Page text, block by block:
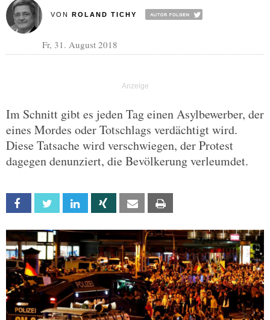
VON ROLAND TICHY
Fr, 31. August 2018
Im Schnitt gibt es jeden Tag einen Asylbewerber, der
eines Mordes oder Totschlags verdächtigt wird.
Diese Tatsache wird verschwiegen, der Protest
dagegen denunziert, die Bevölkerung verleumdet.
Facebook Twitter Linkedin Xing Email